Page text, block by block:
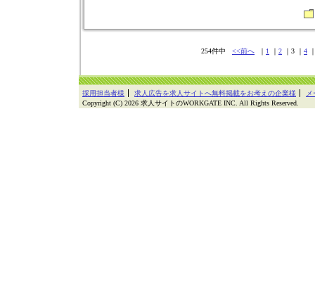
254件中 <<前へ ｜ 1 ｜ 2 ｜3 ｜ 4
採用担当者様 求人広告を求人サイトへ無料掲載をお考えの企業様
Copyright (C) 2026 求人サイトのWORKGATE INC. All Rights Reserved.